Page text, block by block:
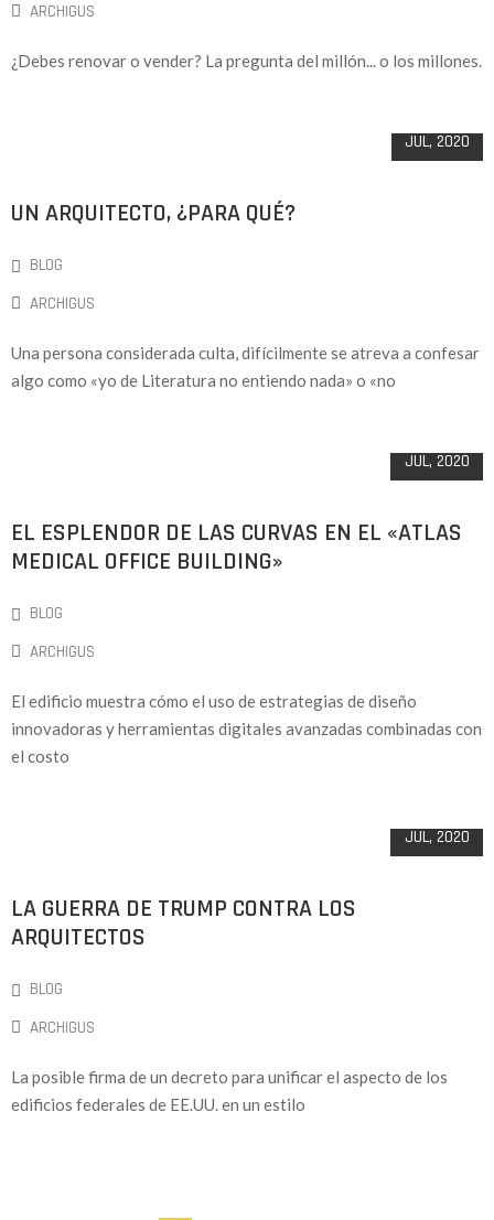
ARCHIGUS
¿Debes renovar o vender? La pregunta del millón... o los millones.
JUL, 2020
UN ARQUITECTO, ¿PARA QUÉ?
BLOG
ARCHIGUS
Una persona considerada culta, difícilmente se atreva a confesar
algo como «yo de Literatura no entiendo nada» o «no
JUL, 2020
EL ESPLENDOR DE LAS CURVAS EN EL «ATLAS
MEDICAL OFFICE BUILDING»
BLOG
ARCHIGUS
El edificio muestra cómo el uso de estrategias de diseño
innovadoras y herramientas digitales avanzadas combinadas con
el costo
JUL, 2020
LA GUERRA DE TRUMP CONTRA LOS
ARQUITECTOS
BLOG
ARCHIGUS
La posible firma de un decreto para unificar el aspecto de los
edificios federales de EE.UU. en un estilo